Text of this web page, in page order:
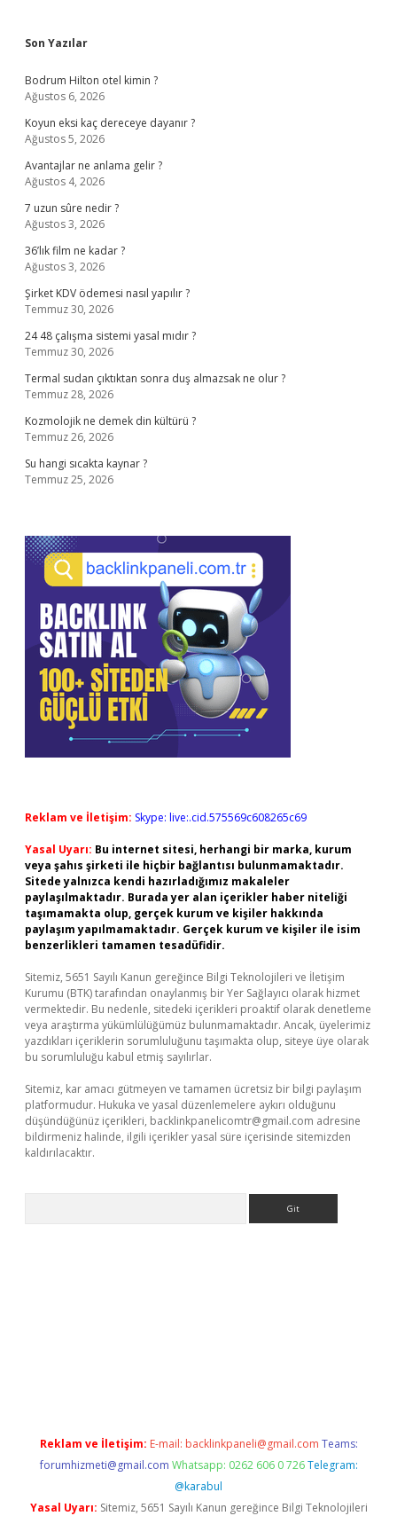
Sidebar
Son Yazılar
Bodrum Hilton otel kimin ?
Ağustos 6, 2026
Koyun eksi kaç dereceye dayanır ?
Ağustos 5, 2026
Avantajlar ne anlama gelir ?
Ağustos 4, 2026
7 uzun sûre nedir ?
Ağustos 3, 2026
36’lık film ne kadar ?
Ağustos 3, 2026
Şirket KDV ödemesi nasıl yapılır ?
Temmuz 30, 2026
24 48 çalışma sistemi yasal mıdır ?
Temmuz 30, 2026
Termal sudan çıktıktan sonra duş almazsak ne olur ?
Temmuz 28, 2026
Kozmolojik ne demek din kültürü ?
Temmuz 26, 2026
Su hangi sıcakta kaynar ?
Temmuz 25, 2026
Reklam ve İletişim: Skype: live:.cid.575569c608265c69
Yasal Uyarı: Bu internet sitesi, herhangi bir marka, kurum
veya şahıs şirketi ile hiçbir bağlantısı bulunmamaktadır.
Sitede yalnızca kendi hazırladığımız makaleler
paylaşılmaktadır. Burada yer alan içerikler haber niteliği
taşımamakta olup, gerçek kurum ve kişiler hakkında
paylaşım yapılmamaktadır. Gerçek kurum ve kişiler ile isim
benzerlikleri tamamen tesadüfidir.
Sitemiz, 5651 Sayılı Kanun gereğince Bilgi Teknolojileri ve İletişim
Kurumu (BTK) tarafından onaylanmış bir Yer Sağlayıcı olarak hizmet
vermektedir. Bu nedenle, sitedeki içerikleri proaktif olarak denetleme
veya araştırma yükümlülüğümüz bulunmamaktadır. Ancak, üyelerimiz
yazdıkları içeriklerin sorumluluğunu taşımakta olup, siteye üye olarak
bu sorumluluğu kabul etmiş sayılırlar.
Sitemiz, kar amacı gütmeyen ve tamamen ücretsiz bir bilgi paylaşım
platformudur. Hukuka ve yasal düzenlemelere aykırı olduğunu
düşündüğünüz içerikleri, backlinkpanelicomtr@gmail.com adresine
bildirmeniz halinde, ilgili içerikler yasal süre içerisinde sitemizden
kaldırılacaktır.
Reklam ve İletişim: E-mail: backlinkpaneli@gmail.com Teams:
forumhizmeti@gmail.com Whatsapp: 0262 606 0 726 Telegram:
@karabul
Yasal Uyarı: Sitemiz, 5651 Sayılı Kanun gereğince Bilgi Teknolojileri